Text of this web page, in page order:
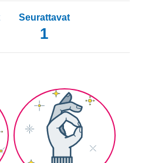
Seurattavat
1